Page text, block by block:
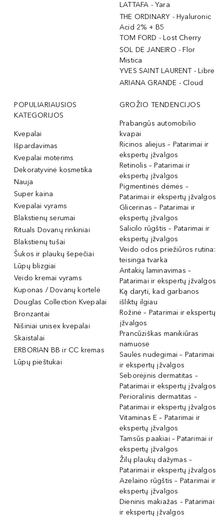
LATTAFA - Yara
THE ORDINARY - Hyaluronic
Acid 2% + B5
TOM FORD - Lost Cherry
SOL DE JANEIRO - Flor
Mistica
YVES SAINT LAURENT - Libre
ARIANA GRANDE - Cloud
POPULIARIAUSIOS
KATEGORIJOS
Kvepalai
Išpardavimas
Kvepalai moterims
Dekoratyvinė kosmetika
Nauja
Super kaina
Kvepalai vyrams
Blakstienų serumai
Rituals Dovanų rinkiniai
Blakstienų tušai
Šukos ir plaukų šepečiai
Lūpų blizgiai
Veido kremai vyrams
Kuponas / Dovanų kortelė
Douglas Collection Kvepalai
Bronzantai
Nišiniai unisex kvepalai
Skaistalai
ERBORIAN BB ir CC kremas
Lūpų pieštukai
GROŽIO TENDENCIJOS
Prabangūs automobilio
kvapai
Ricinos aliejus – Patarimai ir
ekspertų įžvalgos
Retinolis – Patarimai ir
ekspertų įžvalgos
Pigmentinės dėmės –
Patarimai ir ekspertų įžvalgos
Glicerinas – Patarimai ir
ekspertų įžvalgos
Salicilo rūgštis – Patarimai ir
ekspertų įžvalgos
Veido odos priežiūros rutina:
teisinga tvarka
Antakių laminavimas –
Patarimai ir ekspertų įžvalgos
Ką daryti, kad garbanos
išliktų ilgiau
Rožinė – Patarimai ir ekspertų
įžvalgos
Prancūziškas manikiūras
namuose
Saulės nudegimai – Patarimai
ir ekspertų įžvalgos
Seborėjinis dermatitas –
Patarimai ir ekspertų įžvalgos
Perioralinis dermatitas –
Patarimai ir ekspertų įžvalgos
Vitaminas E – Patarimai ir
ekspertų įžvalgos
Tamsūs paakiai – Patarimai ir
ekspertų įžvalgos
Žilų plaukų dažymas –
Patarimai ir ekspertų įžvalgos
Azelaino rūgštis – Patarimai ir
ekspertų įžvalgos
Dieninis makiažas – Patarimai
ir ekspertų įžvalgos